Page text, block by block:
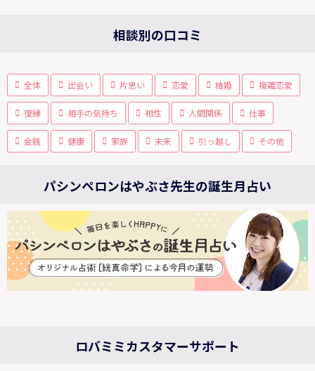
相談別の口コミ
全体 出会い 片思い 恋愛 結婚 複雑恋愛
復縁 相手の気持ち 相性 人間関係 仕事
金銭 健康 家族 未来 引っ越し その他
パシンペロンはやぶさ先生の誕生月占い
ロバミミカスタマーサポート